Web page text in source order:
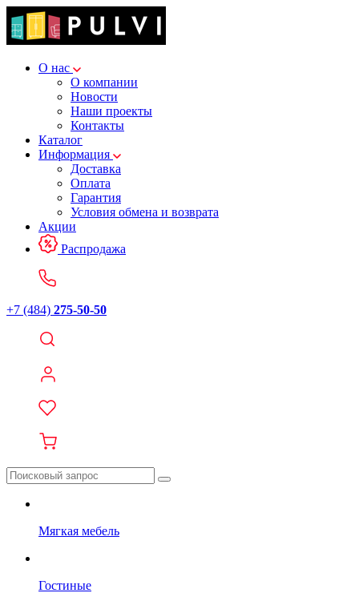
О нас
О компании
Новости
Наши проекты
Контакты
Каталог
Информация
Доставка
Оплата
Гарантия
Условия обмена и возврата
Акции
Распродажа
+7 (484) 275-50-50
Мягкая мебель
Гостиные